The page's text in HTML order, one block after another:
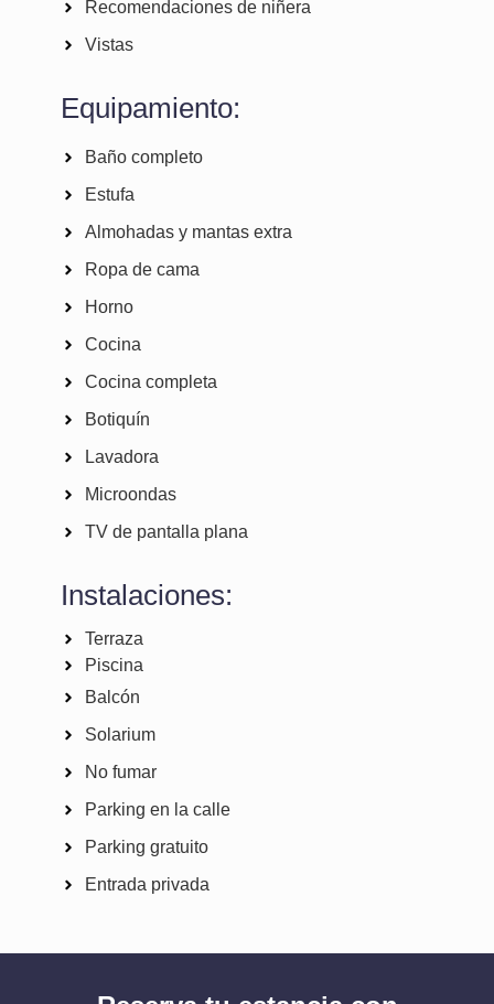
Recomendaciones de niñera
Vistas
Equipamiento:
Baño completo
Estufa
Almohadas y mantas extra
Ropa de cama
Horno
Cocina
Cocina completa
Botiquín
Lavadora
Microondas
TV de pantalla plana
Instalaciones:
Terraza
Piscina
Balcón
Solarium
No fumar
Parking en la calle
Parking gratuito
Entrada privada